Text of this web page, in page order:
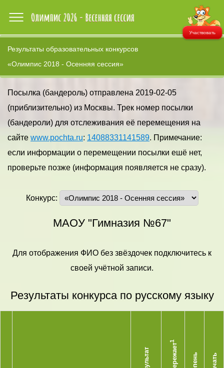
Участвовать
Результаты образовательных конкурсов
«Олимпис 2018 - Осенняя сессия»
Посылка (бандероль) отправлена 2019-02-05
(приблизительно) из Москвы. Трек номер посылки
(бандероли) для отслеживания её перемещения на
сайте www.pochta.ru: 14088331141589. Примечание:
если информации о перемещении посылки ешё нет,
проверьте позже (информация появляется не сразу).
Конкурс:
МАОУ "Гимназия №67"
Для отображения ФИО без звёздочек подключитесь к
своей учётной записи.
Результаты конкурса по русскому языку
Опережает
1